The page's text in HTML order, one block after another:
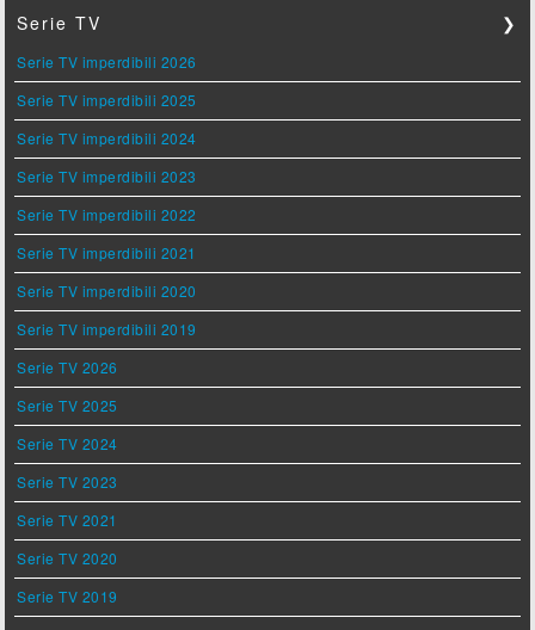
Serie TV ❯
Serie TV imperdibili 2026
Serie TV imperdibili 2025
Serie TV imperdibili 2024
Serie TV imperdibili 2023
Serie TV imperdibili 2022
Serie TV imperdibili 2021
Serie TV imperdibili 2020
Serie TV imperdibili 2019
Serie TV 2026
Serie TV 2025
Serie TV 2024
Serie TV 2023
Serie TV 2021
Serie TV 2020
Serie TV 2019